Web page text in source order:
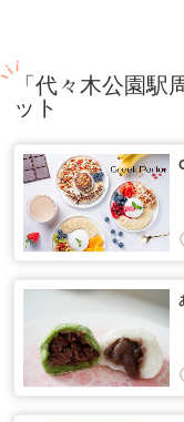
「代々木公園
ット